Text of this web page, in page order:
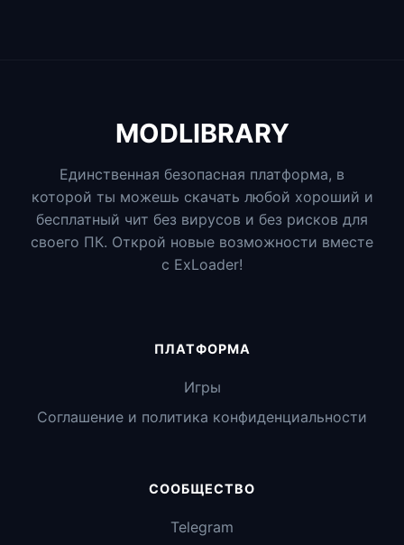
MODLIBRARY
Единственная безопасная платформа, в
которой ты можешь скачать любой хороший и
бесплатный чит без вирусов и без рисков для
своего ПК. Открой новые возможности вместе
с ExLoader!
ПЛАТФОРМА
Игры
Соглашение и политика конфиденциальности
СООБЩЕСТВО
Telegram